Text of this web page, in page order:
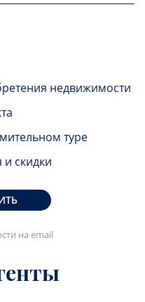
недвижимости
туре
скидки
на email